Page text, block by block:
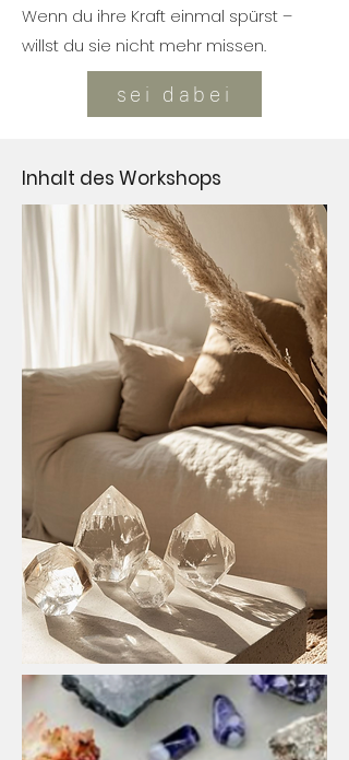
Wenn du ihre Kraft einmal spürst –
willst du sie nicht mehr missen.
sei dabei
Inhalt des Workshops